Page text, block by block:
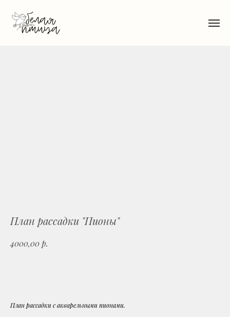
План рассадки "Пионы"
4000,00 р.
План рассадки с акварельными пионами.